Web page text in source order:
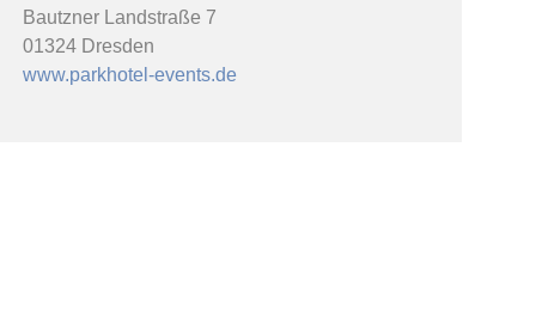
Bautzner Landstraße 7
01324 Dresden
www.parkhotel-events.de